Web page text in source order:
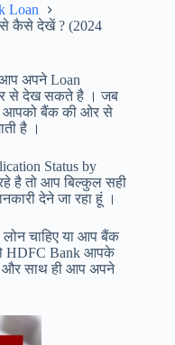
Loan
से कैसे देखें ? (2024
आप अपने Loan
से देख सकते है । जब
आपको बैंक की ओर से
है ।
Status by
है तो आप बिल्कुल सही
देने जा रहा हूं ।
चाहिए या आप बैंक
HDFC Bank आपके
और साथ ही आप अपने